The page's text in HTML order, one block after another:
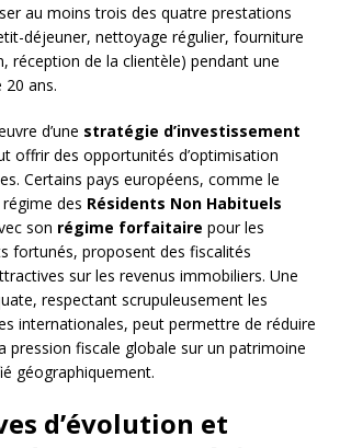
au moins trois des quatre prestations
déjeuner, nettoyage régulier, fourniture
réception de la clientèle) pendant une
ans.
d’une stratégie d’investissement
offrir des opportunités d’optimisation
Certains pays européens, comme le
des Résidents Non Habituels
son régime forfaitaire pour les
fortunés, proposent des fiscalités
sur les revenus immobiliers. Une
respectant scrupuleusement les
internationales, peut permettre de réduire
pression fiscale globale sur un patrimoine
géographiquement.
d’évolution et